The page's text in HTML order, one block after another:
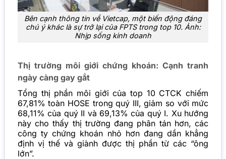
Bên cạnh thông tin về Vietcap, một biến động đáng
chú ý khác là sự trở lại của FPTS trong top 10. Ảnh:
Nhịp sống kinh doanh
Thị trường môi giới chứng khoán: Cạnh tranh
ngày càng gay gắt
Tổng thị phần môi giới của top 10 CTCK chiếm
67,81% toàn HOSE trong quý III, giảm so với mức
68,11% của quý II và 69,13% của quý I. Xu hướng
này cho thấy thị trường đang phân tán hơn, các
công ty chứng khoán nhỏ hơn đang dần khẳng
định vị thế và giành được thị phần từ các “ông
lớn”.